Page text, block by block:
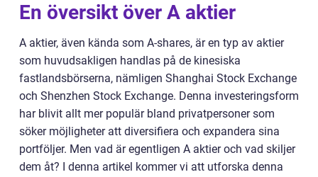
En översikt över A aktier
A aktier, även kända som A-shares, är en typ av aktier
som huvudsakligen handlas på de kinesiska
fastlandsbörserna, nämligen Shanghai Stock Exchange
och Shenzhen Stock Exchange. Denna investeringsform
har blivit allt mer populär bland privatpersoner som
söker möjligheter att diversifiera och expandera sina
portföljer. Men vad är egentligen A aktier och vad skiljer
dem åt? I denna artikel kommer vi att utforska denna